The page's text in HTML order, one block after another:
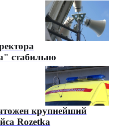
стабильно
крупнейший
Rozetka